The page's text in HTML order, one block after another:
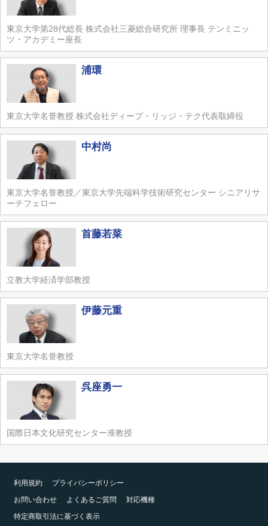
東京大学第28代総長 株式会社三菱総合研究所 理事長 テンミニッ
ツ・アカデミー座長
浦環
東京大学名誉教授 株式会社ディープ・リッジ・テク代表取締役
中村尚
東京大学名誉教授／東京大学先端科学技術研究センター シニアリサ
ーチフェロー
首藤若菜
立教大学経済学部教授
伊藤元重
東京大学名誉教授
呉座勇一
国際日本文化研究センター准教授
利用規約
プライバシーポリシー
お問い合わせ
よくあるご質問
対応機種
特定商取引法に基づく表示